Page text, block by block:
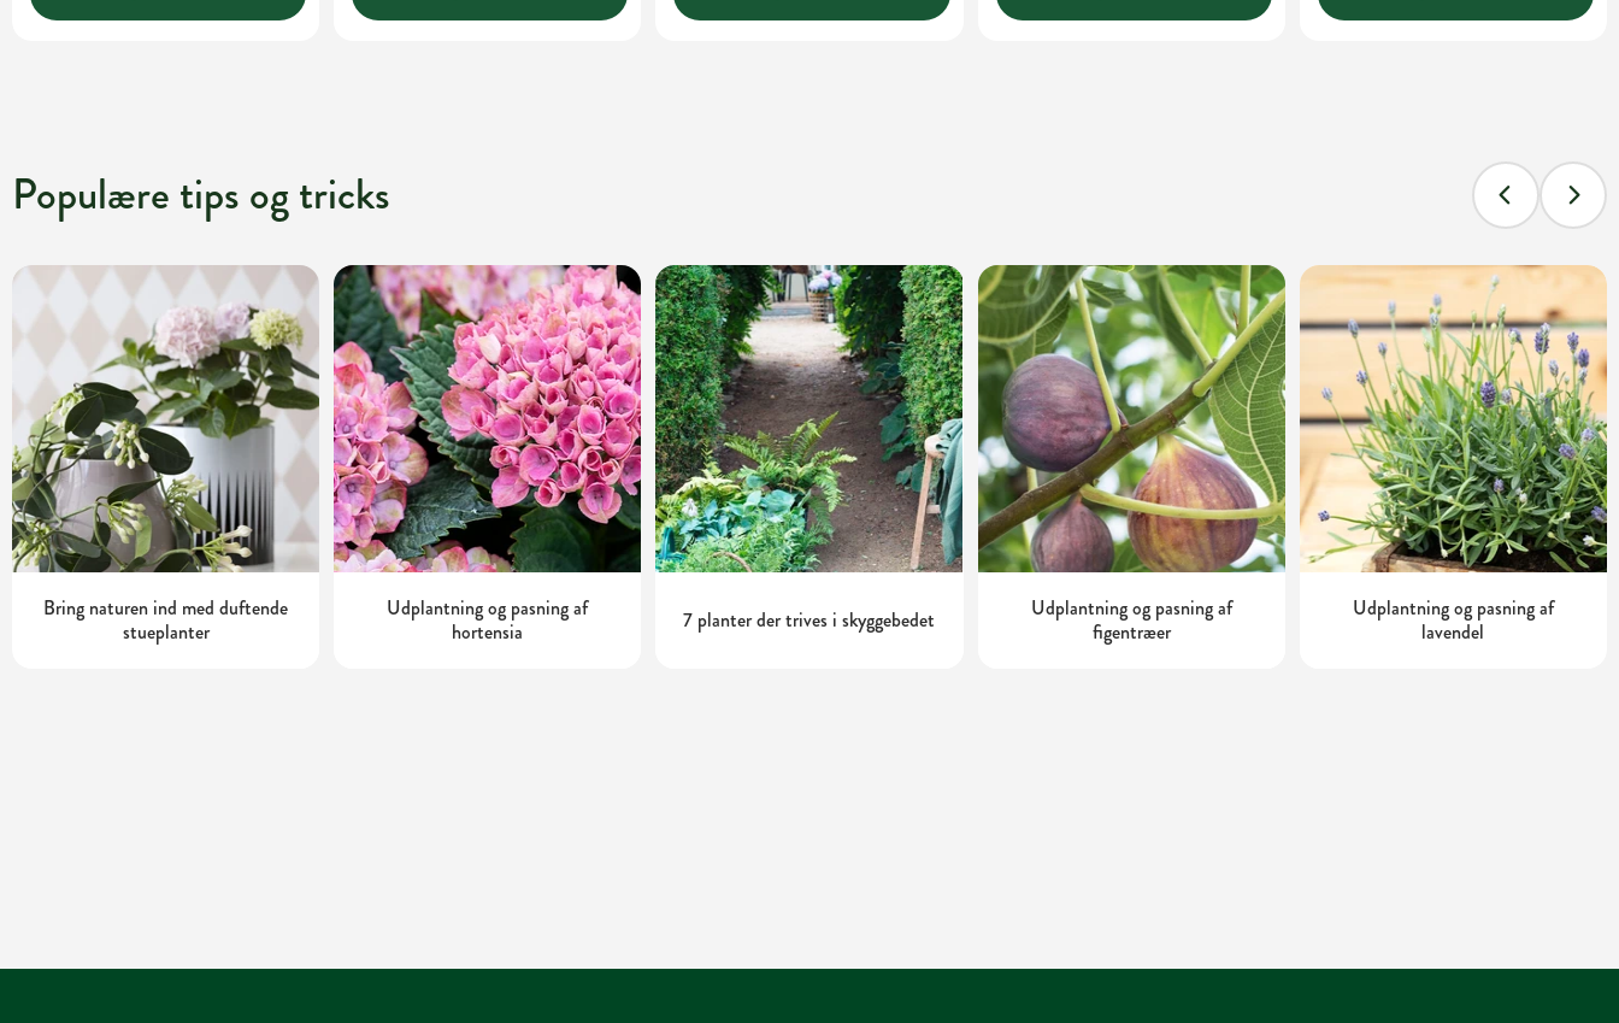
Populære tips og tricks
Bring naturen ind med duftende
stueplanter
Udplantning og pasning af
hortensia
7 planter der trives i skyggebedet
Udplantning og pasning af
figentræer
Udplantning og pasning af
lavendel